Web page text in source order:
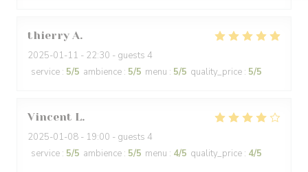
thierry A
2025-01-11 - 22:30 - guests 4
service : 5/5 ambience : 5/5 menu : 5/5 quality_price : 5/5
Vincent L
2025-01-08 - 19:00 - guests 4
service : 5/5 ambience : 5/5 menu : 4/5 quality_price : 4/5